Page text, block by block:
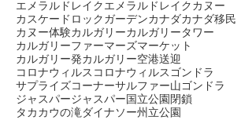
2026年5月72時間前BBQELD お客様の声
アイスバブル アブラハムレイク
エメラルドレイク エメラルドレイクカヌー
カスケードロックガーデン カナダ カナダ移民
カヌー体験カルガリー カルガリータワー
カルガリーファーマーズマーケット
カルガリー発カルガリー空港送迎
コロナウィルスコロナウィルスゴンドラ
サプライズコーナー サルファー山ゴンドラ